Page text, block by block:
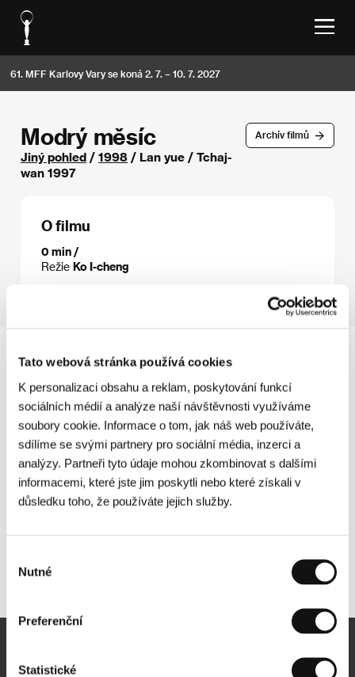
Tato webová stránka používá cookies
K personalizaci obsahu a reklam, poskytování funkcí
sociálních médií a analýze naší návštěvnosti využíváme
soubory cookie. Informace o tom, jak náš web používáte,
sdílíme se svými partnery pro sociální média, inzerci a
analýzy. Partneři tyto údaje mohou zkombinovat s dalšími
informacemi, které jste jim poskytli nebo které získali v
důsledku toho, že používáte jejich služby.
souhlasu
Nutné
Preferenční
Statistické
61. MFF Karlovy Vary se koná 2. 7. – 10. 7. 2027
Archív filmů
Modrý měsíc
Jiný pohled / 1998 / Lan yue / Tchaj-
wan 1997
O filmu
0 min /
Režie Ko I-cheng